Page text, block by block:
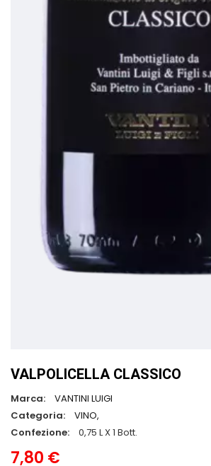
VALPOLICELLA CLASSICO
Marca:
VANTINI LUIGI
Categoria:
VINO,
Confezione:
0,75 L X 1 Bott.
7,80 €